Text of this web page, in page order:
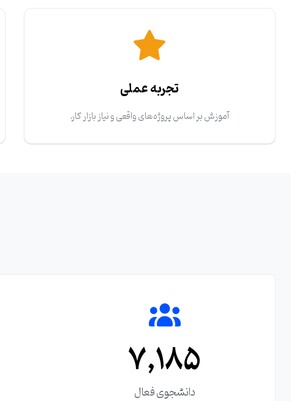
تجربه عملی
آموزش بر اساس پروژه‌های واقعی و نیاز بازار کار.
7,185
دانشجوی فعال